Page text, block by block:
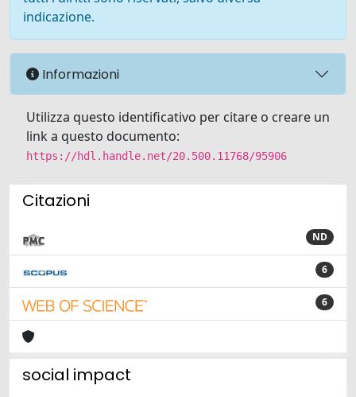
indicazione.
Informazioni
Utilizza questo identificativo per citare o creare un
link a questo documento:
https://hdl.handle.net/20.500.11768/95906
Citazioni
ND
6
6
social impact